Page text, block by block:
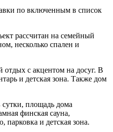
по включенным в список
рассчитан на семейный
несколько спален и
с акцентом на досуг. В
и детская зона. Также дом
сутки, площадь дома
финская сауна,
и детская зона.